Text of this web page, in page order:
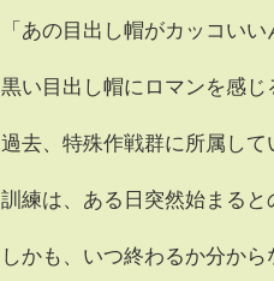
「あの目出し帽がカッコいい
黒い目出し帽にロマンを感じ
過去、特殊作戦群に所属して
訓練は、ある日突然始まると
しかも、いつ終わるか分から